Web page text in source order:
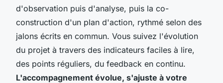
d'observation puis d'analyse, puis la co-
construction d'un plan d'action, rythmé selon des
jalons écrits en commun. Vous suivez l'évolution
du projet à travers des indicateurs faciles à lire,
des points réguliers, du feedback en continu.
L'accompagnement évolue, s'ajuste à votre